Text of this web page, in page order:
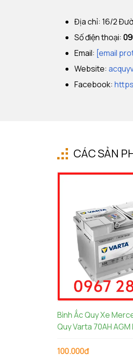
Địa chỉ: 16/2
Số điện thoại:
Email: [email
Website:
Facebook:
CÁC SẢN
Bình Ắc Quy Xe
Quy Varta 70AH AGM
100.000đ